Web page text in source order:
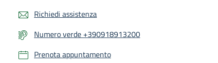
Richiedi assistenza
Numero verde +390918913200
Prenota appuntamento